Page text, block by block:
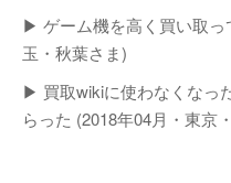
▶ ゲーム機を高く買い取っ
玉・秋葉さま)
▶ 買取wikiに使わなくなっ
らった (2018年04月・東京